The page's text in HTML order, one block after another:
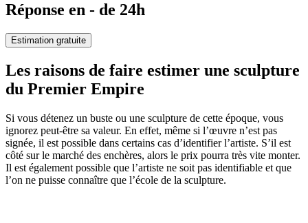
Réponse en - de 24h
Estimation gratuite
Les raisons de faire estimer une sculpture
du Premier Empire
Si vous détenez un buste ou une sculpture de cette époque, vous
ignorez peut-être sa valeur. En effet, même si l’œuvre n’est pas
signée, il est possible dans certains cas d’identifier l’artiste. S’il est
côté sur le marché des enchères, alors le prix pourra très vite monter.
Il est également possible que l’artiste ne soit pas identifiable et que
l’on ne puisse connaître que l’école de la sculpture.